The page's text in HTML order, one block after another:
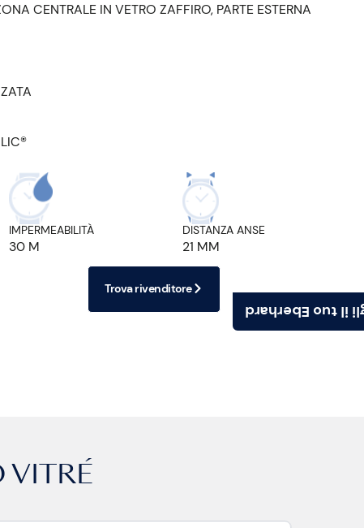
Scegli il tuo
CENTRALE IN VETRO ZAFFIRO, PARTE ESTERNA
IMPERMEABILITÀ
30 M
DISTANZA ANSE
21 MM
Trova rivenditore
VITRÉ